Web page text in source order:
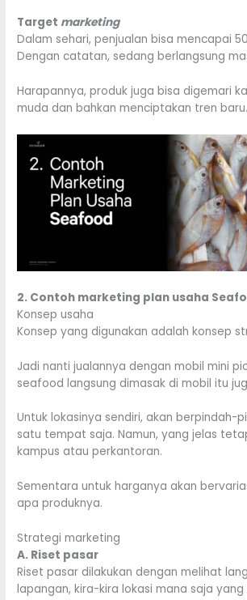
Target marketing
Dalam sehari, penjualan bisa mencapai
Dengan catatan, sedang berlangsung
Harapannya, produk juga bisa digemari
muda dan bahkan menciptakan tren baru.
2. Contoh marketing plan usaha
Konsep usaha
Konsep yang digunakan adalah konsep
Jadi nanti jualannya dengan mobil mini
seafood langsung dimasak di mobil itu
Untuk lokasinya sendiri, akan berpindah-
satu tempat saja. Namun, yang jelas
kampus atau perkantoran.
Sementara untuk harganya akan
apa produknya.
Strategi marketing
A. Riset pasar
Riset pasar dilakukan dengan melihat
lapangan, kira-kira lokasi mana saja